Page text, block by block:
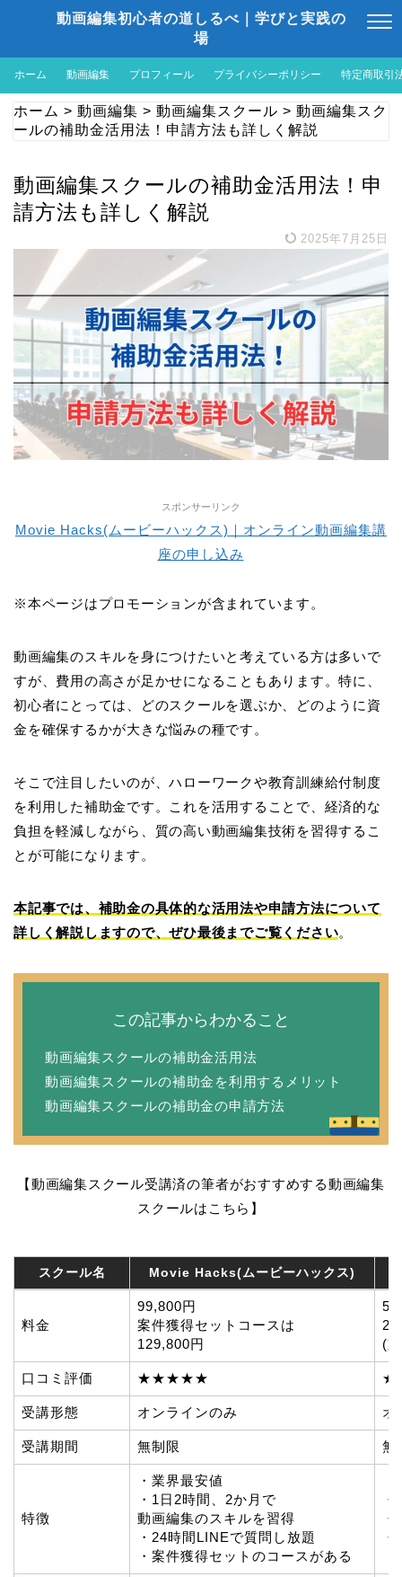
動画編集初心者の道しるべ｜学びと実践の
場
ホーム 動画編集 プロフィール プライバシーポリシー 特定商取引
ホーム > 動画編集 > 動画編集スクール > 動画編集スク
ールの補助金活用法！申請方法も詳しく解説
動画編集スクールの補助金活用法！申
請方法も詳しく解説
2025年7月25日
スポンサーリンク
Movie Hacks(ムービーハックス)｜オンライン動画編集講
座の申し込み
※本ページはプロモーションが含まれています。
動画編集のスキルを身につけたいと考えている方は多いで
すが、費用の高さが足かせになることもあります。特に、
初心者にとっては、どのスクールを選ぶか、どのように資
金を確保するかが大きな悩みの種です。
そこで注目したいのが、ハローワークや教育訓練給付制度
を利用した補助金です。これを活用することで、経済的な
負担を軽減しながら、質の高い動画編集技術を習得するこ
とが可能になります。
本記事では、補助金の具体的な活用法や申請方法について
詳しく解説しますので、ぜひ最後までご覧ください。
この記事からわかること
動画編集スクールの補助金活用法
動画編集スクールの補助金を利用するメリット
動画編集スクールの補助金の申請方法
【動画編集スクール受講済の筆者がおすすめする動画編集
スクールはこちら】
スクール名
Movie Hacks(ムービーハックス)
Movie Hacks(ムービーハックス)
料金
99,800円
案件獲得セットコースは
129,800円
(
口コミ評価 ★★★★★
受講形態 オンラインのみ オ
受講期間 無制限 無
特徴
・業界最安値
・1日2時間、2か月で
動画編集のスキルを習得
・24時間LINEで質問し放題
・案件獲得セットのコースがある